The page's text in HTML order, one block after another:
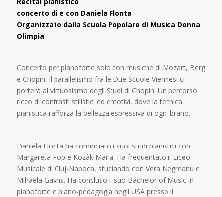
Recital pianistico
concerto di e con Daniela Flonta
Organizzato dalla Scuola Popolare di Musica Donna
Olimpia
Concerto per pianoforte solo con musiche di Mozart, Berg
e Chopin. Il parallelismo fra le Due Scuole Viennesi ci
porterà al virtuosismo degli Studi di Chopin. Un percorso
ricco di contrasti stilistici ed emotivi, dove la tecnica
pianistica rafforza la bellezza espressiva di ogni brano.
Daniela Flonta ha cominciato i suoi studi pianistici con
Margareta Pop e Kozàk Maria. Ha frequentato il Liceo
Musicale di Cluj-Napoca, studiando con Vera Negreanu e
Mihaela Gavris. Ha concluso il suo Bachelor of Music in
pianoforte e piano-pedagogia negli USA presso il